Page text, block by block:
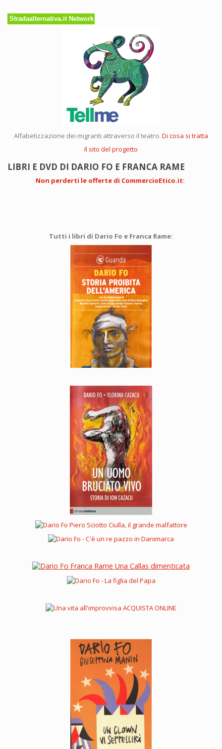
Stradaalternativa.it Network
Alfabetizzazione dei migranti attraverso il teatro. Di cosa si tratta
Il sito del progetto
LIBRI E DVD DI DARIO FO E FRANCA RAME
Non perderti le offerte di CommercioEtico.it:
Tutti i libri di Dario Fo e Franca Rame: